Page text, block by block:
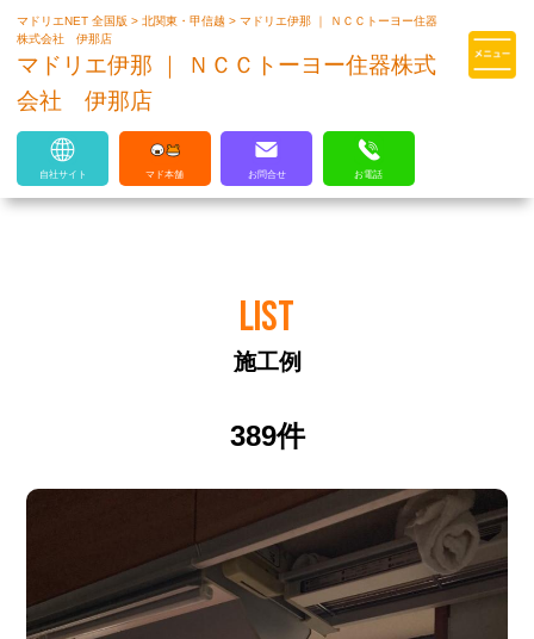
マドリエはLIXILの厳しい基準を
マドリエNET 全国版>北関東・甲信越>マドリエ伊那 ｜ ＮＣＣトーヨー住器
株式会社 伊那店
マドリエ伊那 ｜ ＮＣＣトーヨー住器株式
会社 伊那店
自社サイト マド本舗 お問合せ お電話
LIST
施工例
389件